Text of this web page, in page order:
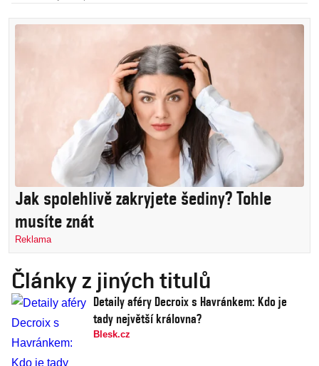
Jak spolehlivě zakryjete šediny? Tohle
musíte znát
Reklama
Články z jiných titulů
Detaily aféry Decroix s Havránkem: Kdo je
tady největší královna?
Blesk.cz